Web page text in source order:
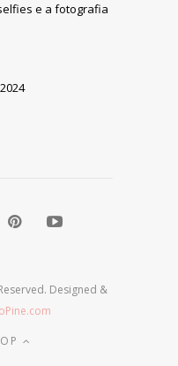
e a fotografia
Designed &